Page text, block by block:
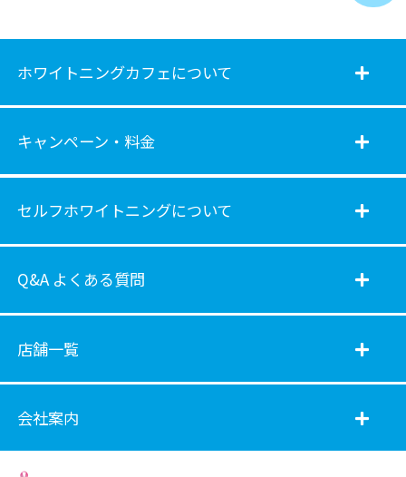
ホワイトニングカフェについて
キャンペーン・料金
セルフホワイトニングについて
Q&A よくある質問
店舗一覧
会社案内